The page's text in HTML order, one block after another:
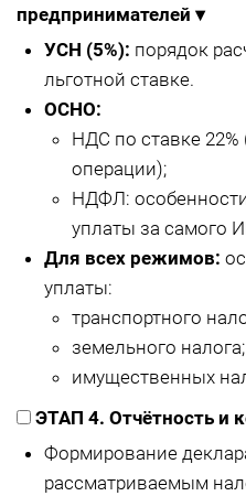
предпринимателей ▾
УСН (5%): порядок
льготной ставке.
ОСНО:
НДС по ставке
операции);
НДФЛ:
уплаты за самого
Для всех режимов:
уплаты:
транспортного
земельного налога;
имущественных
ЭТАП 4. Отчётность и
Формирование
рассматриваемым